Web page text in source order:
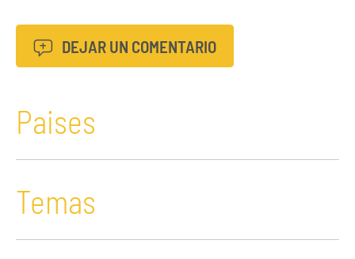
DEJAR UN COMENTARIO
Paises
Temas